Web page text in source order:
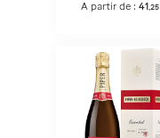
A partir de :41,25